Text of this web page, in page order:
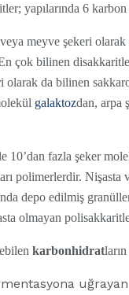
yapılarında 6
meyve şekeri
çok bilinen
olarak da bilinen
galaktozdan, arpa
fazla şeker
polimerlerdir. Nişasta
depo edilmiş
olmayan
karbonhidrat